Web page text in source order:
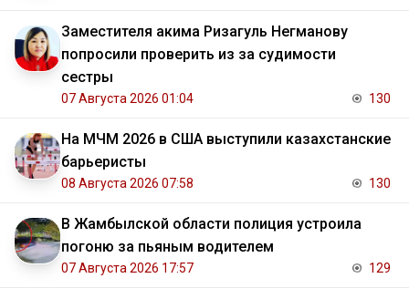
Заместителя акима Ризагуль Негманову
попросили проверить из за судимости
сестры
07 Августа 2026 01:04 130
На МЧМ 2026 в США выступили казахстанские
барьеристы
08 Августа 2026 07:58 130
В Жамбылской области полиция устроила
погоню за пьяным водителем
07 Августа 2026 17:57 129